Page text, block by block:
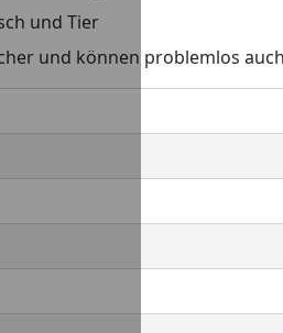
und Tier
und können problemlos